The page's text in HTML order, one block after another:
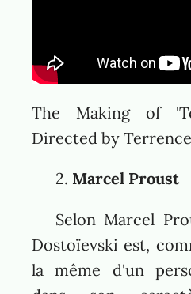
The Making of
Directed by
2. Marcel Proust
Selon Marcel
Dostoïevski est,
la même d'un